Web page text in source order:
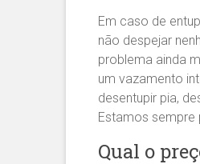
Em caso de
não despejar
problema ainda
um vazamento
desentupir pia,
Estamos
Qual o